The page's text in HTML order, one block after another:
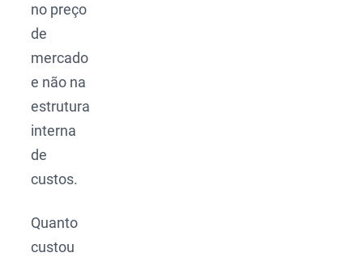
no preço
de
mercado
e não na
estrutura
interna
de
custos.
Quanto
custou